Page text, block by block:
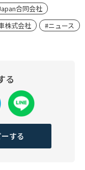
合同会社
株式会社
#ニュース
る
する